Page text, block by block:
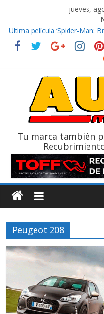
jueves,
El costo de tener un
decidir
Ultima película ‘Spider‑Man:
La Vuelta al Ecuador 2026,
La FEDAK recibe 12 Sinotruk
Tu marca también
Peugeot 208